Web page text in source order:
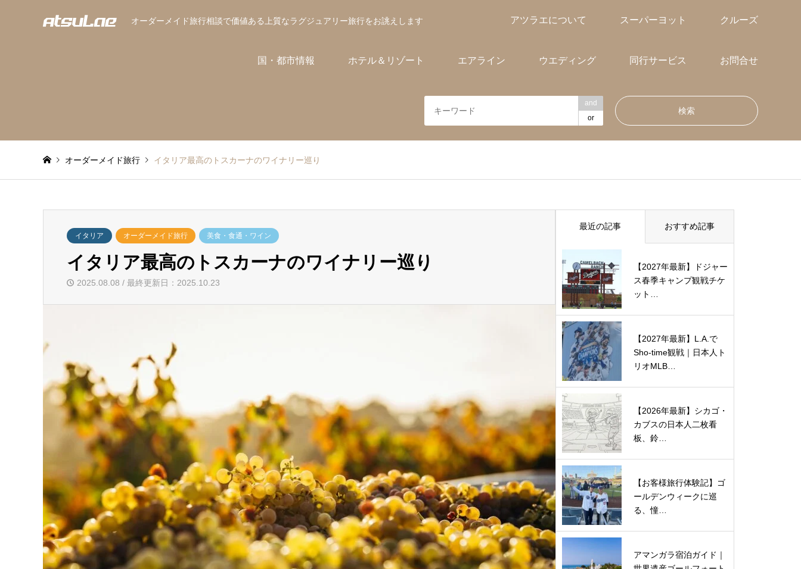
オーダーメイド旅行相談で価値ある上質なラグジュアリー旅行をお誂えします アツラエについて スーパーヨット クルーズ
国・都市情報 ホテル＆リゾート エアライン ウエディング 同行サービス お問合せ
and
or
オーダーメイド旅行 イタリア最高のトスカーナのワイナリー巡り
イタリア オーダーメイド旅行 美食・食通・ワイン
イタリア最高のトスカーナのワイナリー巡り
2025.08.08 / 最終更新日：2025.10.23
最近の記事 おすすめ記事
【2027年最新】ドジャー
ス春季キャンプ観戦チケ
ット…
【2027年最新】L.A.で
Sho-time観戦｜日本人ト
リオMLB…
【2026年最新】シカゴ・
カブスの日本人二枚看
板、鈴…
【お客様旅行体験記】ゴ
ールデンウィークに巡
る、憧…
アマンガラ宿泊ガイド｜